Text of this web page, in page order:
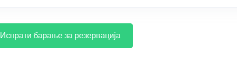
Испрати барање за резервација